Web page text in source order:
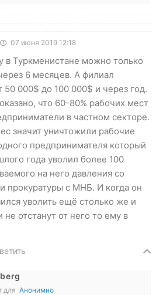
07 июня 2019 12:18
в Туркменистане можно только
6 месяцев. А филиал
50 000$ до 100 000$ и через год.
что 60-80% рабочих мест
в частном секторе.
значит уничтожили рабочие
предпринимателя который
года уволил более 100
на него давления со
прокуратуры с МНБ. И когда он
уволить ещё столько же и
не отстанут от него то ему в
для Анонимно